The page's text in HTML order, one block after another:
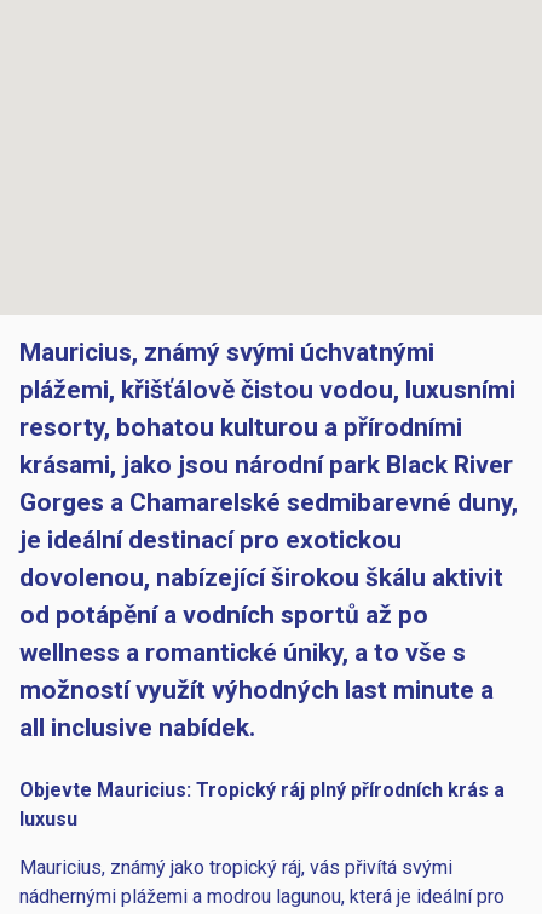
Mauricius, známý svými úchvatnými
plážemi, křišťálově čistou vodou, luxusními
resorty, bohatou kulturou a přírodními
krásami, jako jsou národní park Black River
Gorges a Chamarelské sedmibarevné duny,
je ideální destinací pro exotickou
dovolenou, nabízející širokou škálu aktivit
od potápění a vodních sportů až po
wellness a romantické úniky, a to vše s
možností využít výhodných last minute a
all inclusive nabídek.
Objevte Mauricius: Tropický ráj plný přírodních krás a
luxusu
Mauricius, známý jako tropický ráj, vás přivítá svými
nádhernými plážemi a modrou lagunou, která je ideální pro